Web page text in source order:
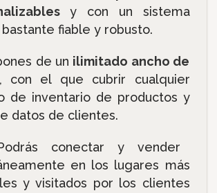
y con un sistema
fiable y robusto.
de un ilimitado ancho de
con el que cubrir cualquier
de inventario de productos y
datos de clientes.
conectar y vender
en los lugares más
y visitados por los clientes